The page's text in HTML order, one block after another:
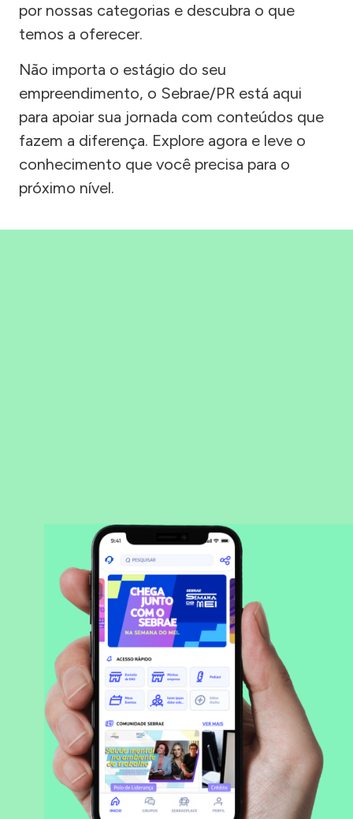
por nossas categorias e descubra o que
temos a oferecer.
Não importa o estágio do seu
empreendimento, o Sebrae/PR está aqui
para apoiar sua jornada com conteúdos que
fazem a diferença. Explore agora e leve o
conhecimento que você precisa para o
próximo nível.